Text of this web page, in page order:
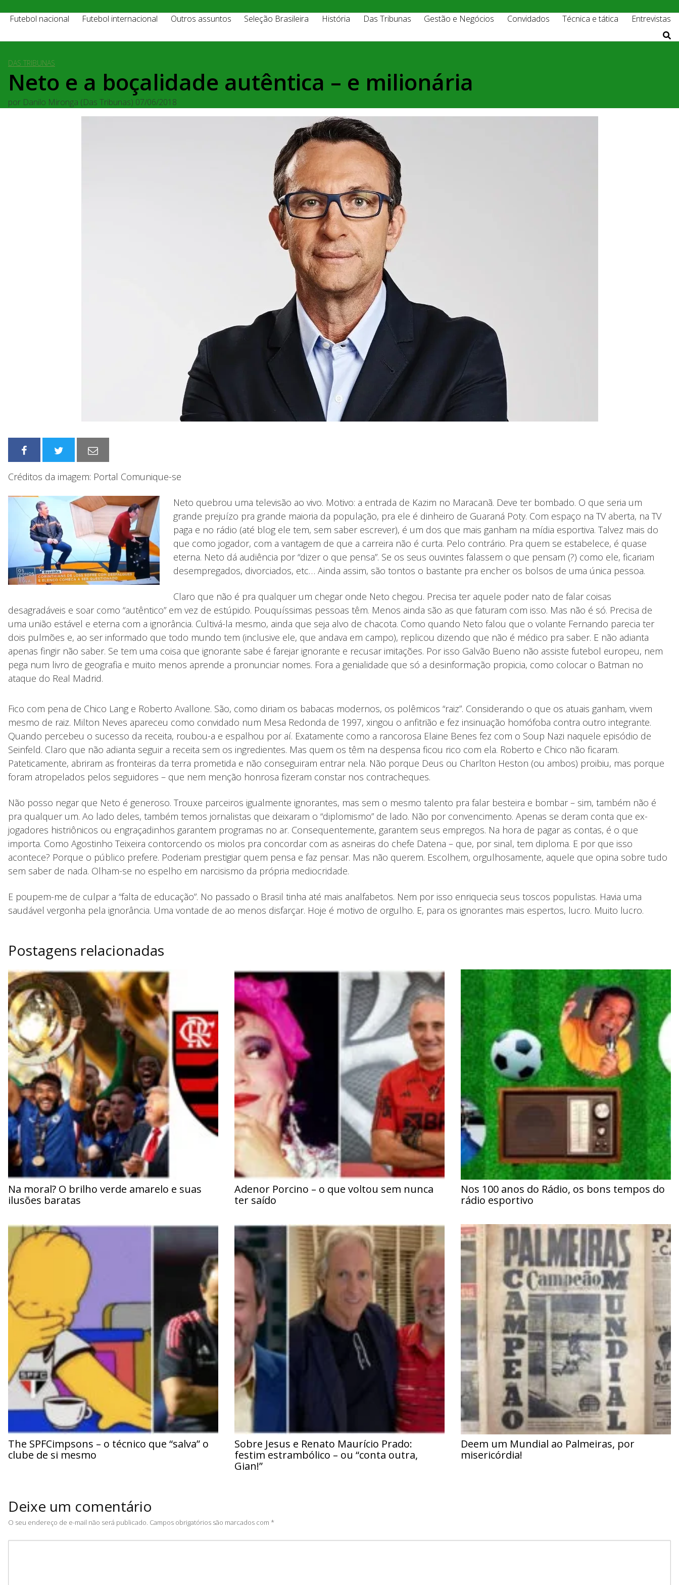
Futebol nacional Futebol internacional Outros assuntos Seleção Brasileira História Das Tribunas Gestão e Negócios Convidados Técnica e tática Entrevistas
DAS TRIBUNAS
Neto e a boçalidade autêntica – e milionária
por Danilo Mironga (Das Tribunas) 07/06/2018
Créditos da imagem: Portal Comunique-se
Neto quebrou uma televisão ao vivo. Motivo: a entrada de Kazim no Maracanã. Deve ter bombado. O que seria um
grande prejuízo pra grande maioria da população, pra ele é dinheiro de Guaraná Poty. Com espaço na TV aberta, na TV
paga e no rádio (até blog ele tem, sem saber escrever), é um dos que mais ganham na mídia esportiva. Talvez mais do
que como jogador, com a vantagem de que a carreira não é curta. Pelo contrário. Pra quem se estabelece, é quase
eterna. Neto dá audiência por “dizer o que pensa”. Se os seus ouvintes falassem o que pensam (?) como ele, ficariam
desempregados, divorciados, etc… Ainda assim, são tontos o bastante pra encher os bolsos de uma única pessoa.
Claro que não é pra qualquer um chegar onde Neto chegou. Precisa ter aquele poder nato de falar coisas
desagradáveis e soar como “autêntico” em vez de estúpido. Pouquíssimas pessoas têm. Menos ainda são as que faturam com isso. Mas não é só. Precisa de
uma união estável e eterna com a ignorância. Cultivá-la mesmo, ainda que seja alvo de chacota. Como quando Neto falou que o volante Fernando parecia ter
dois pulmões e, ao ser informado que todo mundo tem (inclusive ele, que andava em campo), replicou dizendo que não é médico pra saber. E não adianta
apenas fingir não saber. Se tem uma coisa que ignorante sabe é farejar ignorante e recusar imitações. Por isso Galvão Bueno não assiste futebol europeu, nem
pega num livro de geografia e muito menos aprende a pronunciar nomes. Fora a genialidade que só a desinformação propicia, como colocar o Batman no
ataque do Real Madrid.
Fico com pena de Chico Lang e Roberto Avallone. São, como diriam os babacas modernos, os polêmicos “raiz”. Considerando o que os atuais ganham, vivem
mesmo de raiz. Milton Neves apareceu como convidado num Mesa Redonda de 1997, xingou o anfitrião e fez insinuação homófoba contra outro integrante.
Quando percebeu o sucesso da receita, roubou-a e espalhou por aí. Exatamente como a rancorosa Elaine Benes fez com o Soup Nazi naquele episódio de
Seinfeld. Claro que não adianta seguir a receita sem os ingredientes. Mas quem os têm na despensa ficou rico com ela. Roberto e Chico não ficaram.
Pateticamente, abriram as fronteiras da terra prometida e não conseguiram entrar nela. Não porque Deus ou Charlton Heston (ou ambos) proibiu, mas porque
foram atropelados pelos seguidores – que nem menção honrosa fizeram constar nos contracheques.
Não posso negar que Neto é generoso. Trouxe parceiros igualmente ignorantes, mas sem o mesmo talento pra falar besteira e bombar – sim, também não é
pra qualquer um. Ao lado deles, também temos jornalistas que deixaram o “diplomismo” de lado. Não por convencimento. Apenas se deram conta que ex-
jogadores histriônicos ou engraçadinhos garantem programas no ar. Consequentemente, garantem seus empregos. Na hora de pagar as contas, é o que
importa. Como Agostinho Teixeira contorcendo os miolos pra concordar com as asneiras do chefe Datena – que, por sinal, tem diploma. E por que isso
acontece? Porque o público prefere. Poderiam prestigiar quem pensa e faz pensar. Mas não querem. Escolhem, orgulhosamente, aquele que opina sobre tudo
sem saber de nada. Olham-se no espelho em narcisismo da própria mediocridade.
E poupem-me de culpar a “falta de educação”. No passado o Brasil tinha até mais analfabetos. Nem por isso enriquecia seus toscos populistas. Havia uma
saudável vergonha pela ignorância. Uma vontade de ao menos disfarçar. Hoje é motivo de orgulho. E, para os ignorantes mais espertos, lucro. Muito lucro.
Postagens relacionadas
Na moral? O brilho verde amarelo e suas
ilusões baratas
Adenor Porcino – o que voltou sem nunca
ter saído
Nos 100 anos do Rádio, os bons tempos do
rádio esportivo
The SPFCimpsons – o técnico que “salva” o
clube de si mesmo
Sobre Jesus e Renato Maurício Prado:
festim estrambólico – ou “conta outra,
Gian!”
Deem um Mundial ao Palmeiras, por
misericórdia!
Deixe um comentário
O seu endereço de e-mail não será publicado. Campos obrigatórios são marcados com *